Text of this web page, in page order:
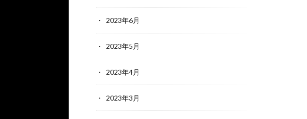
2023年6月
2023年5月
2023年4月
2023年3月